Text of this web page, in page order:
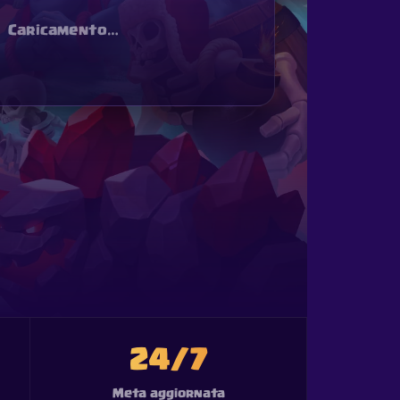
Caricamento…
24/7
Meta aggiornata